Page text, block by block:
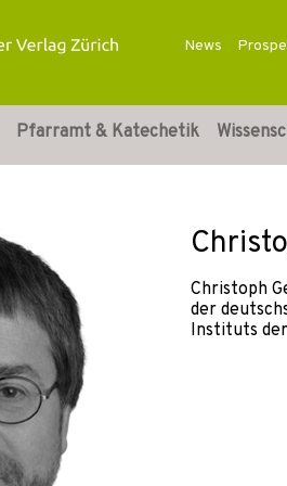
News
Pfarramt & Katechetik
Christoph
der
Instituts